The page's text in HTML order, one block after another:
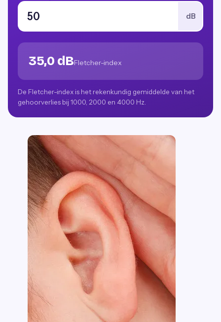
dB
35,0 dBFletcher-index
De Fletcher-index is het rekenkundig gemiddelde van het
gehoorverlies bij 1000, 2000 en 4000 Hz.